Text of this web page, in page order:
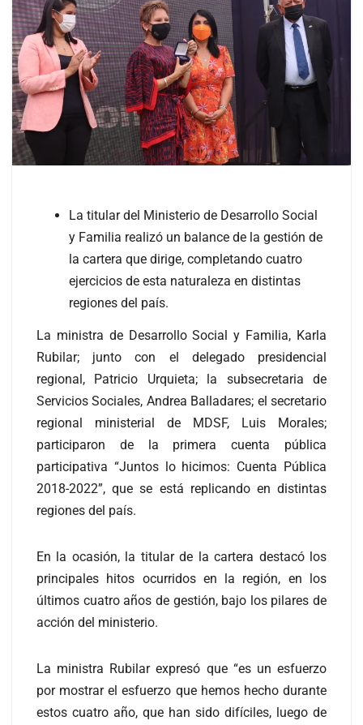
La titular del Ministerio de Desarrollo Social
y Familia realizó un balance de la gestión de
la cartera que dirige, completando cuatro
ejercicios de esta naturaleza en distintas
regiones del país.
La ministra de Desarrollo Social y Familia, Karla
Rubilar; junto con el delegado presidencial
regional, Patricio Urquieta; la subsecretaria de
Servicios Sociales, Andrea Balladares; el secretario
regional ministerial de MDSF, Luis Morales;
participaron de la primera cuenta pública
participativa “Juntos lo hicimos: Cuenta Pública
2018-2022”, que se está replicando en distintas
regiones del país.
En la ocasión, la titular de la cartera destacó los
principales hitos ocurridos en la región, en los
últimos cuatro años de gestión, bajo los pilares de
acción del ministerio.
La ministra Rubilar expresó que “es un esfuerzo
por mostrar el esfuerzo que hemos hecho durante
estos cuatro año, que han sido difíciles, luego de